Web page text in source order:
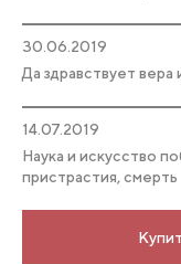
30.06.2019
Да здравствует
14.07.2019
Наука и искусство
пристрастия, смерть